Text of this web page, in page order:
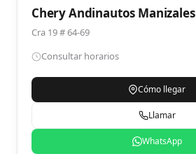
Chery Andinautos Manizales
Cra 19 # 64-69
Consultar horarios
Cómo llegar
Llamar
WhatsApp